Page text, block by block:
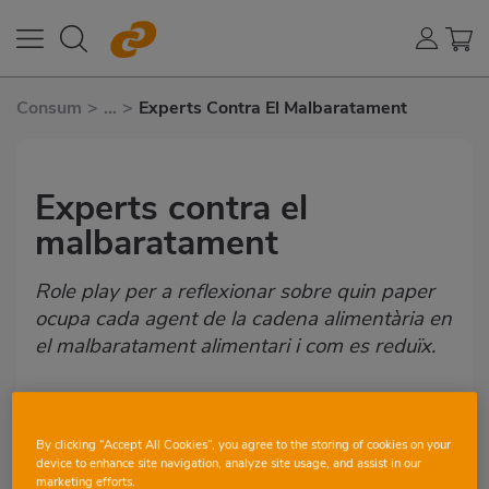
Consum > ... > Experts Contra El Malbaratament
Experts contra el
malbaratament
Role play per a reflexionar sobre quin paper
ocupa cada agent de la cadena alimentària en
el malbaratament alimentari i com es reduïx.
12-13 ANYS
By clicking “Accept All Cookies”, you agree to the storing of cookies on your
device to enhance site navigation, analyze site usage, and assist in our
marketing efforts.